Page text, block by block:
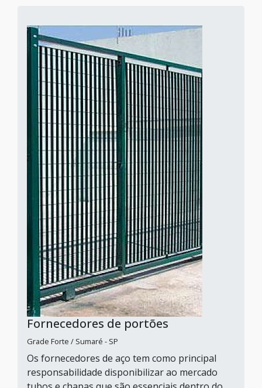
Fornecedores de portões
Grade Forte / Sumaré - SP
Os fornecedores de aço tem como principal
responsabilidade disponibilizar ao mercado